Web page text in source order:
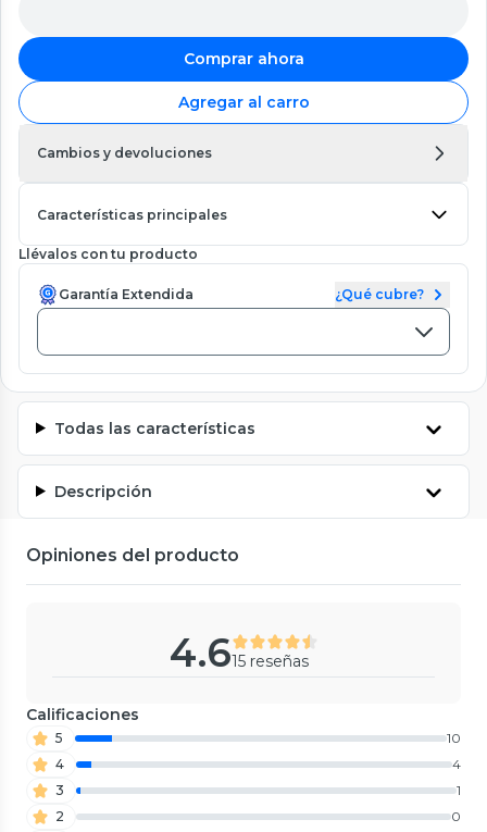
Comprar ahora
Agregar al carro
Cambios y devoluciones
Características principales
Llévalos con tu producto
Garantía Extendida ¿Qué cubre?
Todas las características
Descripción
Opiniones del producto
4.615 reseñas
Calificaciones
5
10
4
4
3
1
2
0